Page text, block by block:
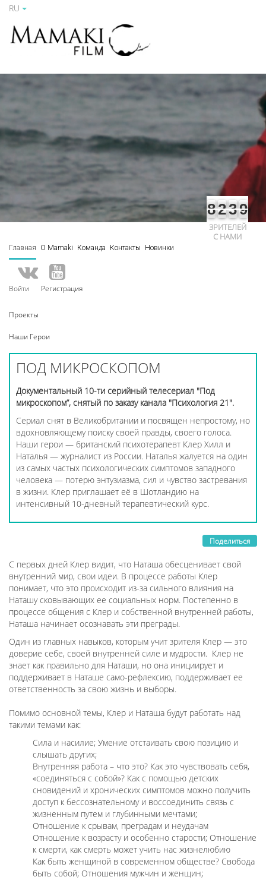
RU
8239
ЗРИТЕЛЕЙ
С НАМИ
Главная О Mamaki Команда Контакты Новинки
Войти Регистрация
Проекты
Наши Герои
ПОД МИКРОСКОПОМ
Документальный 10-ти серийный телесериал "Под
микроскопом”, снятый по заказу канала "Психология 21".
Сериал снят в Великобритании и посвящен непростому, но
вдохновляющему поиску своей правды, своего голоса.
Наши герои — британский психотерапевт Клер Хилл и
Наталья — журналист из России. Наталья жалуется на один
из самых частых психологических симптомов западного
человека — потерю энтузиазма, сил и чувство застревания
в жизни. Клер приглашает её в Шотландию на
интенсивный 10-дневный терапевтический курс.
Поделиться
С первых дней Клер видит, что Наташа обесценивает свой
внутренний мир, свои идеи. В процессе работы Клер
понимает, что это происходит из-за сильного влияния на
Наташу сковывающих ее социальных норм. Постепенно в
процессе общения с Клер и собственной внутренней работы,
Наташа начинает осознавать эти преграды.
Один из главных навыков, которым учит зрителя Клер — это
доверие себе, своей внутренней силе и мудрости. Клер не
знает как правильно для Наташи, но она инициирует и
поддерживает в Наташе само-рефлексию, поддерживает ее
ответственность за свою жизнь и выборы.
Помимо основной темы, Клер и Наташа будут работать над
такими темами как:
Сила и насилие; Умение отстаивать свою позицию и
слышать других;
Внутренняя работа – что это? Как это чувствовать себя,
«соединяться с собой»? Как с помощью детских
сновидений и хронических симптомов можно получить
доступ к бессознательному и воссоединить связь с
жизненным путем и глубинными мечтами;
Отношение к срывам, преградам и неудачам
Отношение к возрасту и особенно старости; Отношение
к смерти, как смерть может учить нас жизнелюбию
Как быть женщиной в современном обществе? Свобода
быть собой; Отношения мужчин и женщин;